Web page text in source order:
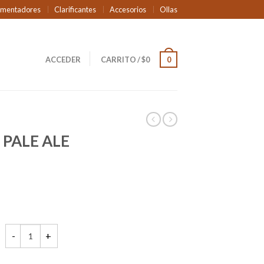
Clarificantes Accesorios Ollas
ACCEDER CARRITO/$0 0
ALE